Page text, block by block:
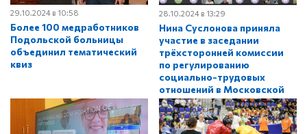
29.10.2024 в 10:58
Более 100 медработников
Подольской больницы
объединил тематический
квиз
28.10.2024 в 13:29
Нина Суслонова приняла
участие в заседании
трёхсторонней комиссии
по регулированию
социально-трудовых
отношений в Московской
области